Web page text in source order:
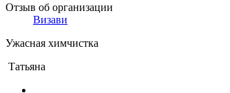
Отзыв об организации
Визави
Ужасная химчистка
Татьяна